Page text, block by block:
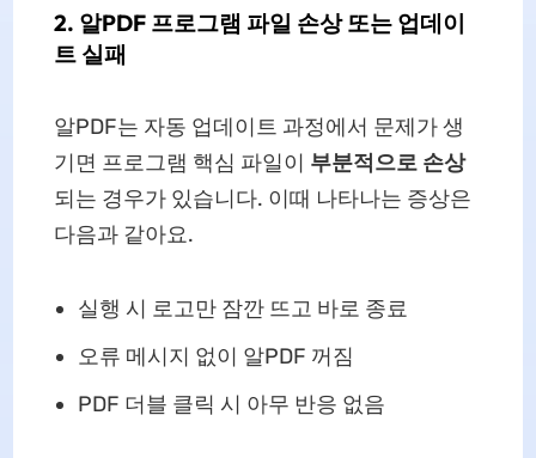
2. 알PDF 프로그램 파일 손상 또는 업데이
트 실패
알PDF는 자동 업데이트 과정에서 문제가 생
기면 프로그램 핵심 파일이 부분적으로 손상
되는 경우가 있습니다. 이때 나타나는 증상은
다음과 같아요.
실행 시 로고만 잠깐 뜨고 바로 종료
오류 메시지 없이 알PDF 꺼짐
PDF 더블 클릭 시 아무 반응 없음